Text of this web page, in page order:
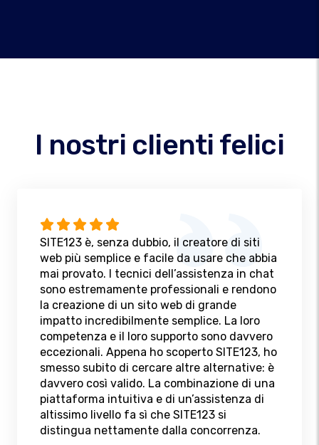
I nostri clienti felici
SITE123 è, senza dubbio, il creatore di siti
web più semplice e facile da usare che abbia
mai provato. I tecnici dell’assistenza in chat
sono estremamente professionali e rendono
la creazione di un sito web di grande
impatto incredibilmente semplice. La loro
competenza e il loro supporto sono davvero
eccezionali. Appena ho scoperto SITE123, ho
smesso subito di cercare altre alternative: è
davvero così valido. La combinazione di una
piattaforma intuitiva e di un’assistenza di
altissimo livello fa sì che SITE123 si
distingua nettamente dalla concorrenza.